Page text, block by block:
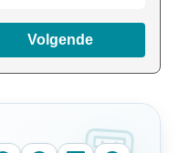
Volgende